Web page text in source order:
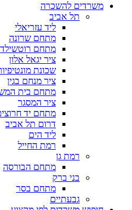
משרדים להשכרה
תל אביב
ליד עזריאלי
מתחם שרונה
מתחם רוטשילד
ציר יגאל אלון
שכונת
ציר מנחם בגין
מתחם בית
ציר המסגר
מתחם יד
דרום תל אביב
ליד הים
רמת החייל
רמת גן
מתחם הבורסה
בני ברק
מתחם בסר
גבעתיים